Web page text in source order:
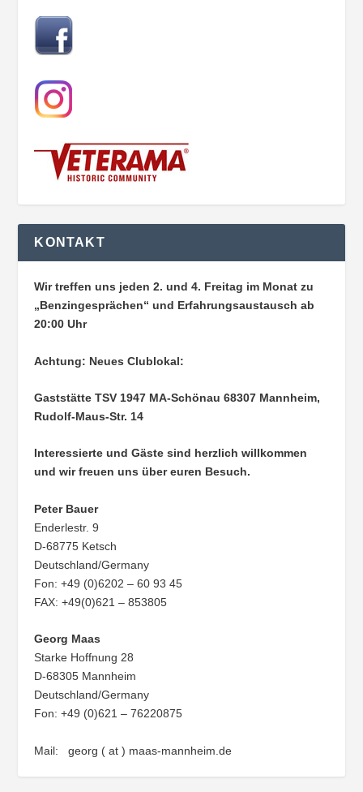
KONTAKT
Wir treffen uns jeden 2. und 4. Freitag im Monat zu
„Benzingesprächen“ und Erfahrungsaustausch ab
20:00 Uhr
Achtung: Neues Clublokal:
Gaststätte TSV 1947 MA-Schönau68307 Mannheim,
Rudolf-Maus-Str. 14
Interessierte und Gäste sind herzlich willkommen
und wir freuen uns über euren Besuch.
Peter Bauer
Enderlestr. 9
D-68775 Ketsch
Deutschland/Germany
Fon: +49 (0)6202 – 60 93 45
FAX: +49(0)621 – 853805
Georg Maas
Starke Hoffnung 28
D-68305 Mannheim
Deutschland/Germany
Fon: +49 (0)621 – 76220875
Mail: georg ( at ) maas-mannheim.de